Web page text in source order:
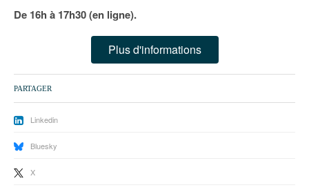
De 16h à 17h30 (en ligne).
Plus d'informations
PARTAGER
Linkedin
Bluesky
X